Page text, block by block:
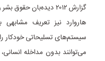
گزارش ۲۰۱۲ دیده‌بان
هاروارد نیز تعریف مشابهی
سیستم‌های تسلیحاتی خودکار
می‌توانند بدون مداخله